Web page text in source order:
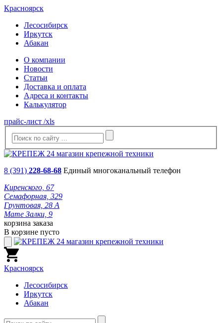
Красноярск
Лесосибирск
Иркутск
Абакан
О компании
Новости
Статьи
Доставка и оплата
Адреса и контакты
Калькулятор
прайс-лист /xls
8 (391) 228-68-68 Единый многоканальный телефон
Киренского, 67
Семафорная, 329
Грунтовая, 28 А
Мате Залки, 9
корзина заказа
В корзине пусто
Красноярск
Лесосибирск
Иркутск
Абакан